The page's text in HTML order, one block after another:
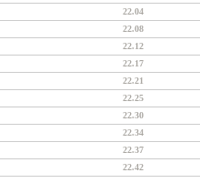
22.04
22.08
22.12
22.17
22.21
22.25
22.30
22.34
22.37
22.42